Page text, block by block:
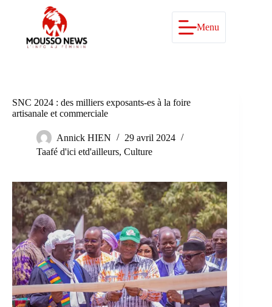
Menu
SNC 2024 : des milliers exposants-es à la foire
artisanale et commerciale
Annick HIEN
29 avril 2024
Taafé d'ici etd'ailleurs, Culture